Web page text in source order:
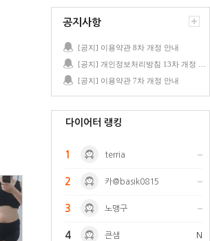
공지사항
[공지] 이용약관 8차 개정 안내
[공지] 이용약관 7차 개정 안내
다이어터 랭킹
1 terria
2 카@basik0815
3 노맹구
4 큰샘 N